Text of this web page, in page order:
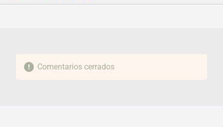
FACEBOOKTWITTERFLIPBOARD
E-
WHATSAPP
Comentarios cerrados